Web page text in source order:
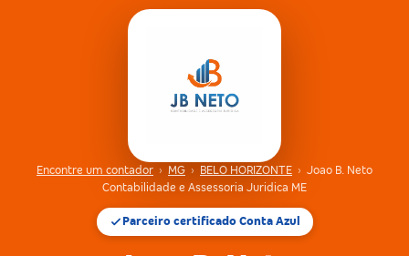
Encontre um contador › MG › BELO HORIZONTE › Joao B. Neto
Contabilidade e Assessoria Juridica ME
Parceiro certificado Conta Azul